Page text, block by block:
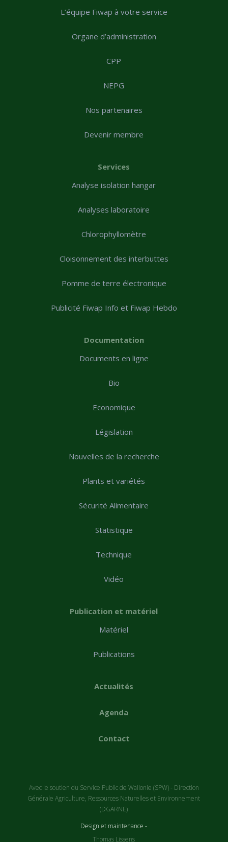
L’équipe Fiwap à votre service
Organe d’administration
CPP
NEPG
Nos partenaires
Devenir membre
Services
Analyse isolation hangar
Analyses laboratoire
Chlorophyllomètre
Cloisonnement des interbuttes
Pomme de terre électronique
Publicité Fiwap Info et Fiwap Hebdo
Documentation
Documents en ligne
Bio
Economique
Législation
Nouvelles de la recherche
Plants et variétés
Sécurité Alimentaire
Statistique
Technique
Vidéo
Publication et matériel
Matériel
Publications
Actualités
Agenda
Contact
Avec le soutien du Service Public de Wallonie (SPW) - Direction
Générale Agriculture, Ressources Naturelles et Environnement
(DGARNE)
Design et maintenance -
Thomas Lissens